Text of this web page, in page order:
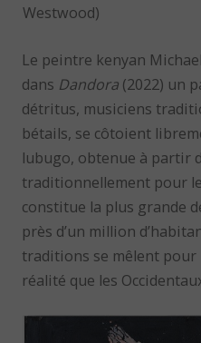
Westwood)
Le peintre kenyan
dans Dandora (2022) un
détritus, musiciens
bétails, se côtoient
lubugo, obtenue à partir
traditionnellement pour
constitue la plus grande
près d’un million
traditions se mêlent pour
réalité que les